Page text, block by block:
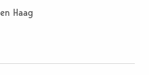
Haag